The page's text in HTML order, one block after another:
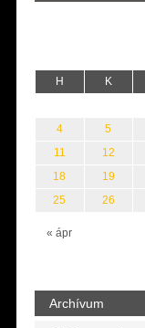
H K
« ápr
4
5
11
12
18
19
25
26
Archívum